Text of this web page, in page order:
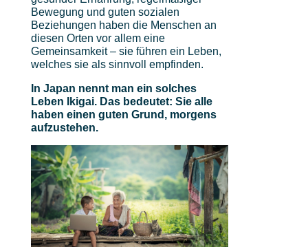
Bewegung und guten sozialen
Beziehungen haben die Menschen an
diesen Orten vor allem eine
Gemeinsamkeit – sie führen ein Leben,
welches sie als sinnvoll empfinden.
In Japan nennt man ein solches
Leben Ikigai. Das bedeutet: Sie alle
haben einen guten Grund, morgens
aufzustehen.